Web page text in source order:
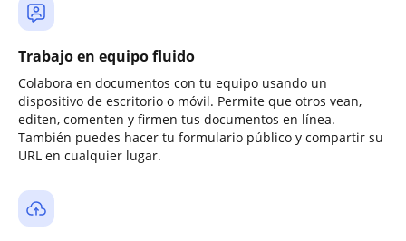
Trabajo en equipo fluido
Colabora en documentos con tu equipo usando un
dispositivo de escritorio o móvil. Permite que otros vean,
editen, comenten y firmen tus documentos en línea.
También puedes hacer tu formulario público y compartir su
URL en cualquier lugar.